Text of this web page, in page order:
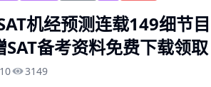
机经预测连载149细节
备考资料免费下载领取
3149